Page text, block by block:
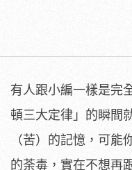
有人跟小編一樣是完
頓三大定律」的瞬間
（苦）的記憶，可能
的荼毒，實在不想再